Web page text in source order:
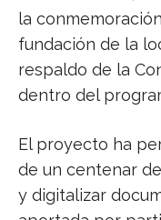
la
fundación de la
respaldo de la
dentro del
El proyecto ha
de un centenar
y digitalizar